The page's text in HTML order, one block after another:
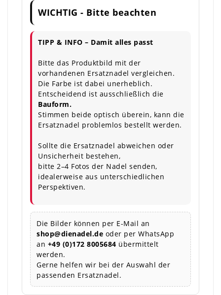
WICHTIG - Bitte beachten
TIPP & INFO – Damit alles passt
Bitte das Produktbild mit der
vorhandenen Ersatznadel vergleichen.
Die Farbe ist dabei unerheblich.
Entscheidend ist ausschließlich die
Bauform.
Stimmen beide optisch überein, kann die
Ersatznadel problemlos bestellt werden.
Sollte die Ersatznadel abweichen oder
Unsicherheit bestehen,
bitte 2–4 Fotos der Nadel senden,
idealerweise aus unterschiedlichen
Perspektiven.
Die Bilder können per E-Mail an
shop@dienadel.de oder per WhatsApp
an +49 (0)172 8005684 übermittelt
werden.
Gerne helfen wir bei der Auswahl der
passenden Ersatznadel.